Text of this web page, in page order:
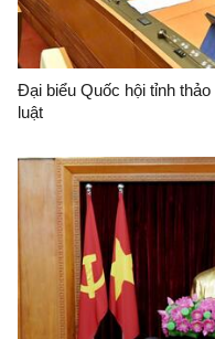
Đại biểu Quốc hội tỉnh
luật